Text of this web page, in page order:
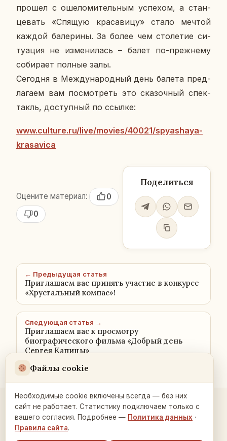
прошел с оше­ло­ми­тель­ным успе­хом, а стан­
це­вать «Спящую кра­са­ви­цу» стало мечтой
каждой ба­ле­ри­ны. За более чем сто­ле­тие си­
ту­а­ция не из­ме­ни­лась – балет по-преж­не­му
со­би­ра­ет полные залы.
Се­го­дня в Меж­ду­на­род­ный день балета пред­
ла­га­ем вам по­смот­реть это ска­зоч­ный спек­
такль, до­ступ­ный по ссылке:
www.culture.ru/live/movies/40021/spyashaya-
krasavica
Оцените материал:
0
0
Поделиться
← Предыдущая статья
Приглашаем вас принять участие в конкурсе
«Хрустальный компас»!
Следующая статья →
Приглашаем вас к просмотру
биографического фильма «Добрый день
Сергея Капицы»
Контакты и связь →
Файлы cookie
Необходимые cookie включены всегда — без них
сайт не работает. Статистику подключаем только с
вашего согласия. Подробнее — Политика данных ·
Правила сайта.